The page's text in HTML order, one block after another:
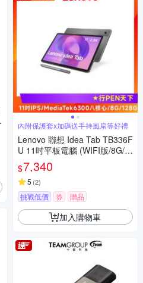
內附保護套x加碼送手持風扇等好禮
Lenovo 聯想 Idea Tab TB336F
U 11吋平板電腦 (WIFI版/8G/1
28G)
$7,340
5 (2)
挑戰低價 券 贈品
加入購物車